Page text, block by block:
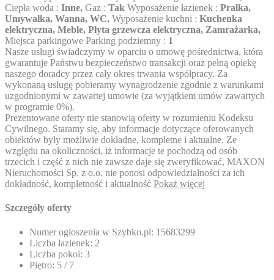
Ciepła woda : Inne, Gaz : Tak Wyposażenie łazienek : Pralka,
Umywalka, Wanna, WC, Wyposażenie kuchni : Kuchenka
elektryczna, Meble, Płyta grzewcza elektryczna, Zamrażarka,
Miejsca parkingowe Parking podziemny : 1
Nasze usługi świadczymy w oparciu o umowę pośrednictwa, która
gwarantuje Państwu bezpieczeństwo transakcji oraz pełną opiekę
naszego doradcy przez cały okres trwania współpracy. Za
wykonaną usługę pobieramy wynagrodzenie zgodnie z warunkami
uzgodnionymi w zawartej umowie (za wyjątkiem umów zawartych
w programie 0%).
Prezentowane oferty nie stanowią oferty w rozumieniu Kodeksu
Cywilnego. Staramy się, aby informacje dotyczące oferowanych
obiektów były możliwie dokładne, kompletne i aktualne. Ze
względu na okoliczności, iż informacje te pochodzą od osób
trzecich i część z nich nie zawsze daje się zweryfikować, MAXON
Nieruchomości Sp. z o.o. nie ponosi odpowiedzialności za ich
dokładność, kompletność i aktualność Pokaż więcej
Szczegóły oferty
Numer ogłoszenia w Szybko.pl: 15683299
Liczba łazienek: 2
Liczba pokoi: 3
Piętro: 5 / 7